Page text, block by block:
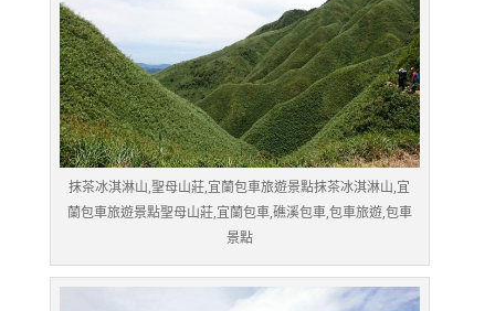
抹茶冰淇淋山,聖母山莊,宜蘭包車旅遊景點抹茶冰淇淋山,宜
蘭包車旅遊景點聖母山莊,宜蘭包車,礁溪包車,包車旅遊,包車
景點